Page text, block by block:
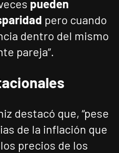
pueden
pero cuando
dentro del mismo
pareja”.
destacó que, “pese
de la inflación que
precios de los